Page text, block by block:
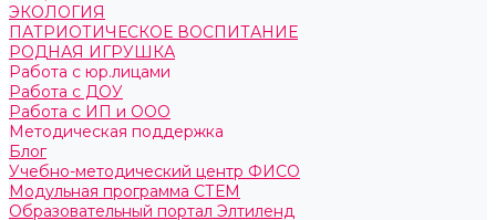
ЭКОЛОГИЯ
ПАТРИОТИЧЕСКОЕ ВОСПИТАНИЕ
РОДНАЯ ИГРУШКА
Работа с юр.лицами
Работа с ДОУ
Работа с ИП и ООО
Методическая поддержка
Блог
Учебно-методический центр ФИСО
Модульная программа СТЕМ
Образовательный портал Элтиленд